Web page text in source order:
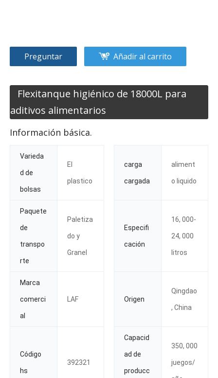
Preguntar Añadir al carrito
Flexitanque higiénico de 18000L para
aditivos alimentarios
Información básica.
Varieda
d de
bolsas
El
plastico
carga
cargada
aliment
o liquido
Paquete
de
transpo
rte
Paletiza
do y
Granel
Especifi
cación
16, 000-
24, 000
litros
Marca
comerci
al
LAF Origen
Qingdao
, China
Código
hs
392321
Capacid
ad de
producc
350, 000
juegos/